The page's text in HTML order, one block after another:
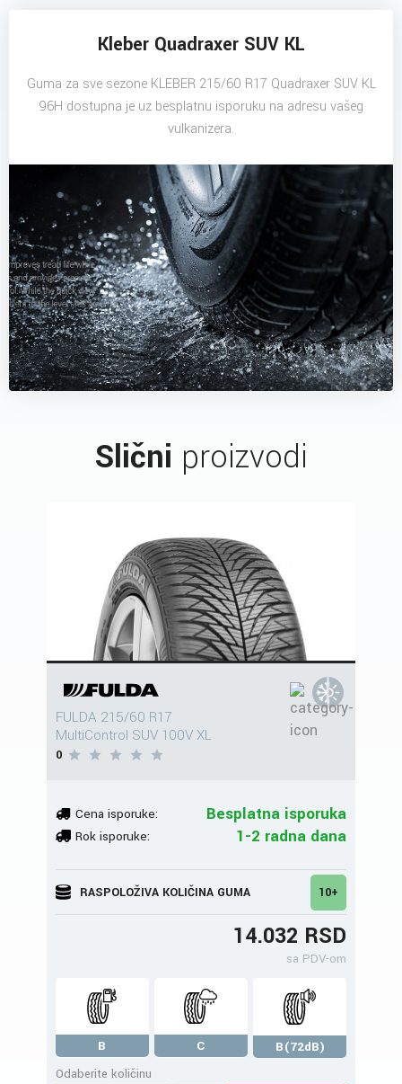
Kleber Quadraxer SUV KL
Guma za sve sezone KLEBER 215/60 R17 Quadraxer SUV KL
96H dostupna je uz besplatnu isporuku na adresu vašeg
vulkanizera.
Slični proizvodi
FULDA 215/60 R17
MultiControl SUV 100V XL
0
Cena isporuke: Besplatna isporuka
Rok isporuke: 1-2 radna dana
RASPOLOŽIVA KOLIČINA GUMA 10+
14.032 RSD
sa PDV-om
B C
B(72dB)
Odaberite količinu